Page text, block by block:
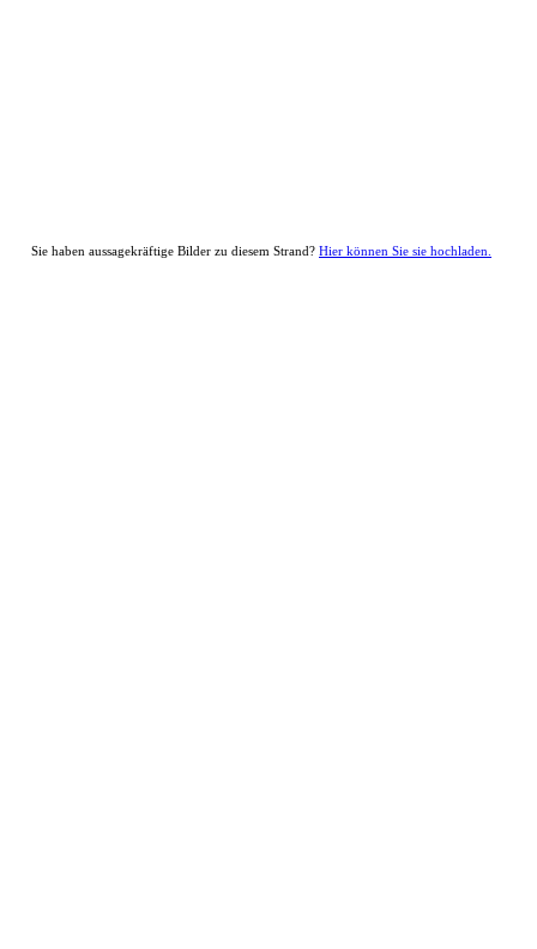
Sie haben aussagekräftige Bilder zu diesem Strand? Hier können Sie sie hochladen.